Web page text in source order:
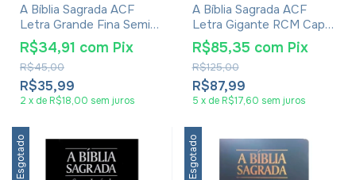
A Bíblia Sagrada ACF
Letra Grande Fina Semi
Luxo Dourada
R$35,99
R$45,00
R$34,91 com Pix
2 x de R$18,00 sem juros
A Bíblia Sagrada ACF
Letra Gigante RCM Capa
Dura Preta
R$87,99
R$125,00
R$85,35 com Pix
5 x de R$17,60 sem juros
Esgotado Esgotado